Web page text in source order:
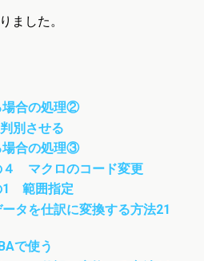
ました。
場合の処理②
別させる
場合の処理③
４ マクロのコード変更
1 範囲指定
タを仕訳に変換する方法21
で使う